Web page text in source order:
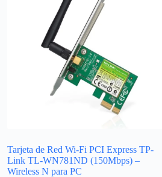
Tarjeta de Red Wi-Fi PCI Express TP-
Link TL-WN781ND (150Mbps) –
Wireless N para PC